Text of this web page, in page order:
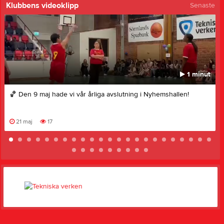
Klubbens videoklipp Senaste
1 minut
🏀 Den 9 maj hade vi vår årliga avslutning i Nyhemshallen!
21 maj 17